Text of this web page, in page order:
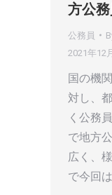
方公
公務員
2021年12
国の機
対し、
く公務
で地方
広く、
で今回は